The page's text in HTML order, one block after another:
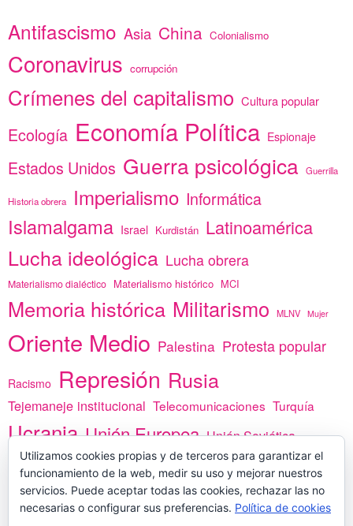
Antifascismo Asia China Colonialismo
Coronavirus corrupción
Crímenes del capitalismo Cultura popular
Ecología Economía Política Espionaje
Estados Unidos Guerra psicológica Guerrilla
Historia obrera Imperialismo Informática
Islamalgama Israel Kurdistán Latinoamérica
Lucha ideológica Lucha obrera
Materialismo dialéctico Materialismo histórico MCI
Memoria histórica Militarismo MLNV Mujer
Oriente Medio Palestina Protesta popular
Racismo Represión Rusia
Tejemaneje institucional Telecomunicaciones Turquía
Ucrania Unión Europea Unión Soviética
vacunas Yemen África
PREGÚNTANOS
Utilizamos cookies propias y de terceros para garantizar el
funcionamiento de la web, medir su uso y mejorar nuestros
servicios. Puede aceptar todas las cookies, rechazar las no
necesarias o configurar sus preferencias. Política de cookies